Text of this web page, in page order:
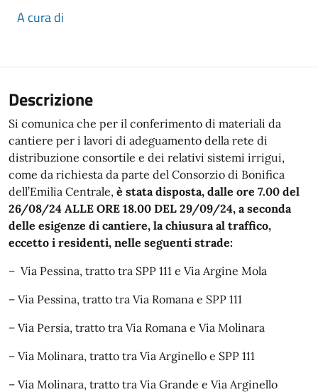
A cura di
Descrizione
Si comunica che per il conferimento di materiali da
cantiere per i lavori di adeguamento della rete di
distribuzione consortile e dei relativi sistemi irrigui,
come da richiesta da parte del Consorzio di Bonifica
dell’Emilia Centrale, è stata disposta, dalle ore 7.00 del
26/08/24 ALLE ORE 18.00 DEL 29/09/24, a seconda
delle esigenze di cantiere, la chiusura al traffico,
eccetto i residenti, nelle seguenti strade:
– Via Pessina, tratto tra SPP 111 e Via Argine Mola
– Via Pessina, tratto tra Via Romana e SPP 111
– Via Persia, tratto tra Via Romana e Via Molinara
– Via Molinara, tratto tra Via Arginello e SPP 111
– Via Molinara, tratto tra Via Grande e Via Arginello